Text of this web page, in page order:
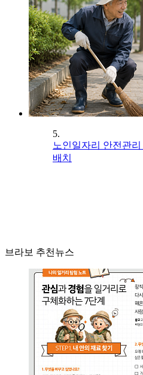
5.
노인일자리 안전관
배치
브라보 추천뉴스